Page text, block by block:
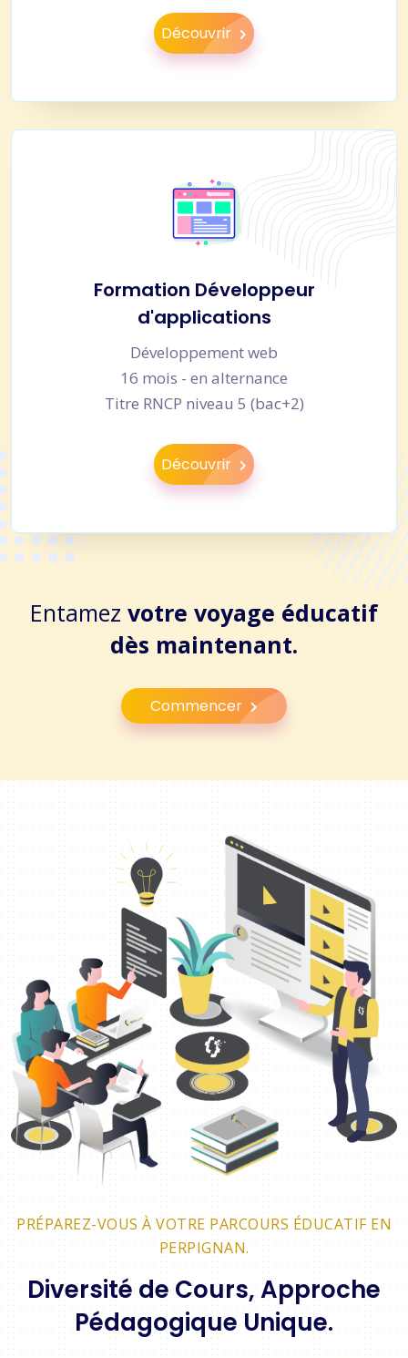
Découvrir
Formation Développeur
d'applications
Développement web
16 mois - en alternance
Titre RNCP niveau 5 (bac+2)
Découvrir
Entamez votre voyage éducatif
dès maintenant.
Commencer
PRÉPAREZ-VOUS À VOTRE PARCOURS ÉDUCATIF EN
PERPIGNAN.
Diversité de Cours, Approche
Pédagogique Unique.